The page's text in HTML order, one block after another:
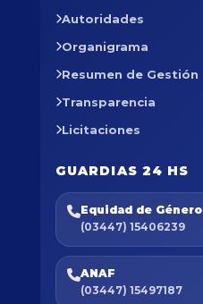
Autoridades
Organigrama
Resumen de Gestión
Transparencia
Licitaciones
GUARDIAS 24 HS
Equidad de Género
(03447) 15406239
ANAF
(03447) 15497187